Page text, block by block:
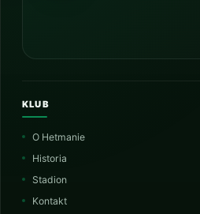
KLUB
O Hetmanie
Historia
Stadion
Kontakt